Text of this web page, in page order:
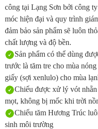
công tại Lạng Sơn bởi công
móc hiện đại và quy trình
đảm bảo sản phẩm sẽ luôn
chất lượng và độ bền.
Sản phẩm có thể dùng
trước là tăm tre cho mùa
giấy (sợi xenlulo) cho mùa
Chiếu được xử lý vót
mọt, không bị mốc khi trời
Chiếu tăm Hương Trúc
sinh môi trường